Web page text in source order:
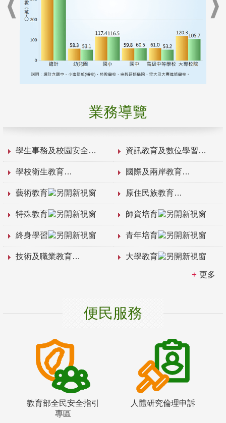
業務導覽
學生事務及校園安全 資訊教育及數位學習
學校衛生教育 國際及兩岸教育
藝術教育 原住民族教育
特殊教育 師資培育
終身學習 青年培育
技術及職業教育 大學教育
更多
便民服務
教育部全民安全指引
專區
人體研究倫理申訴